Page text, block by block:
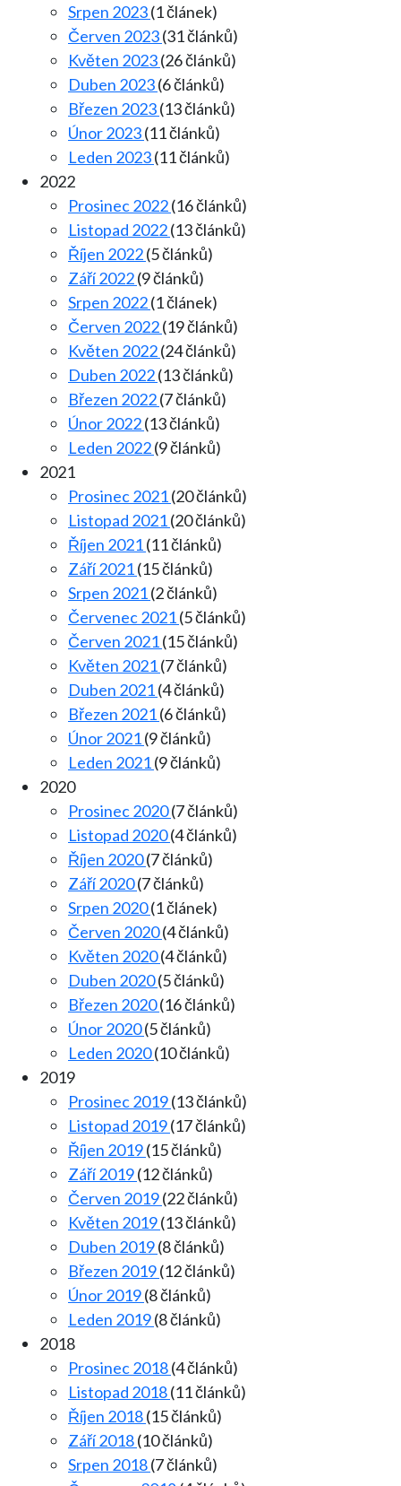
Srpen 2023(1 článek)
Červen 2023(31 článků)
Květen 2023(26 článků)
Duben 2023(6 článků)
Březen 2023(13 článků)
Únor 2023(11 článků)
Leden 2023(11 článků)
2022
Prosinec 2022(16 článků)
Listopad 2022(13 článků)
Říjen 2022(5 článků)
Září 2022(9 článků)
Srpen 2022(1 článek)
Červen 2022(19 článků)
Květen 2022(24 článků)
Duben 2022(13 článků)
Březen 2022(7 článků)
Únor 2022(13 článků)
Leden 2022(9 článků)
2021
Prosinec 2021(20 článků)
Listopad 2021(20 článků)
Říjen 2021(11 článků)
Září 2021(15 článků)
Srpen 2021(2 článků)
Červenec 2021(5 článků)
Červen 2021(15 článků)
Květen 2021(7 článků)
Duben 2021(4 článků)
Březen 2021(6 článků)
Únor 2021(9 článků)
Leden 2021(9 článků)
2020
Prosinec 2020(7 článků)
Listopad 2020(4 článků)
Říjen 2020(7 článků)
Září 2020(7 článků)
Srpen 2020(1 článek)
Červen 2020(4 článků)
Květen 2020(4 článků)
Duben 2020(5 článků)
Březen 2020(16 článků)
Únor 2020(5 článků)
Leden 2020(10 článků)
2019
Prosinec 2019(13 článků)
Listopad 2019(17 článků)
Říjen 2019(15 článků)
Září 2019(12 článků)
Červen 2019(22 článků)
Květen 2019(13 článků)
Duben 2019(8 článků)
Březen 2019(12 článků)
Únor 2019(8 článků)
Leden 2019(8 článků)
2018
Prosinec 2018(4 článků)
Listopad 2018(11 článků)
Říjen 2018(15 článků)
Září 2018(10 článků)
Srpen 2018(7 článků)